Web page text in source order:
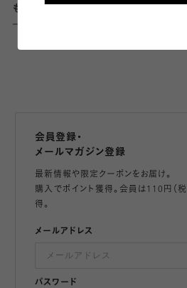
もっとみる
会員登録・
メールマガジン登録
最新情報や限定クーポンをお届け。
購入でポイント獲得。会員は110円（
得。
メールアドレス
パスワード